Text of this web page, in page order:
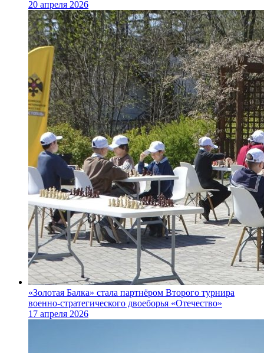
20 апреля 2026
«Золотая Балка» стала партнёром Второго турнира
военно‑стратегического двоеборья «Отечество»
17 апреля 2026